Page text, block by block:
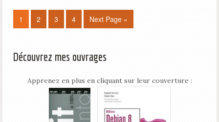
1 2 3 4 Next Page »
Découvrez mes ouvrages
Apprenez en plus en cliquant sur leur couverture :